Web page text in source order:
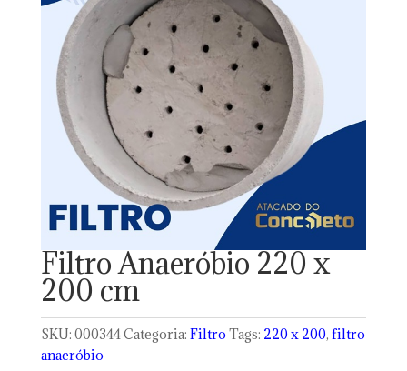
Filtro Anaeróbio 220 x
200 cm
SKU: 000344Categoria: Filtro Tags: 220 x 200, filtro
anaeróbio